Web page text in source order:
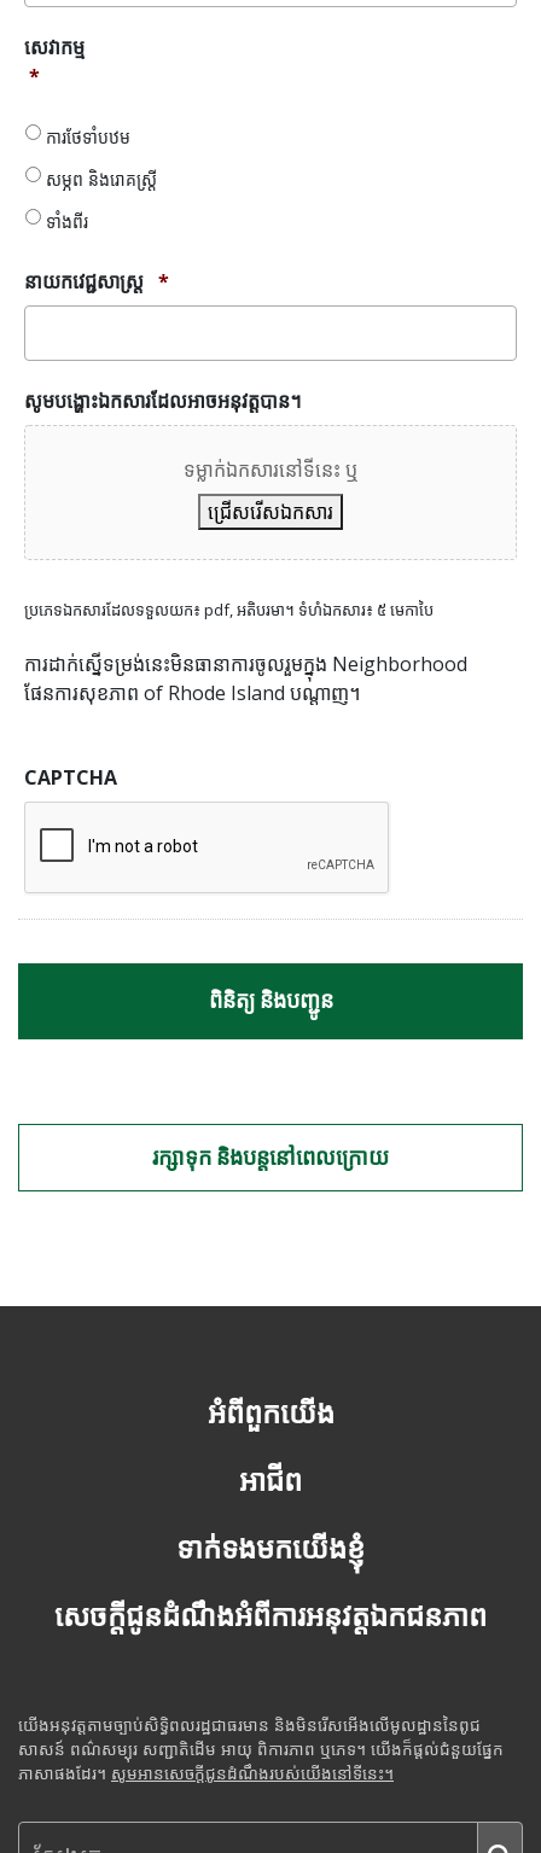
សេវា
កម្ម
សេវាកម្ម
*
ការថែទាំបឋម
សម្ភព និងរោគស្ត្រី
ទាំងពីរ
នាយកវេជ្ជសាស្ត្រ *
សូមបង្ហោះឯកសារដែលអាចអនុវត្តបាន។
ទម្លាក់ឯកសារនៅទីនេះ ឬ
ជ្រើសរើសឯកសារ
ប្រភេទឯកសារដែលទទួលយក៖ pdf, អតិបរមា។ ទំហំឯកសារ៖ ៥ មេកាបៃ
ការដាក់ស្នើទម្រង់នេះមិនធានាការចូលរួមក្នុង Neighborhood
ផែនការសុខភាព of Rhode Island បណ្តាញ។
CAPTCHA
រក្សាទុក និងបន្តនៅពេលក្រោយ
អំពីពួកយើង
អាជីព
ទាក់ទងមកយើងខ្ញុំ
សេចក្តីជូនដំណឹងអំពីការអនុវត្តឯកជនភាព
យើងអនុវត្តតាមច្បាប់សិទ្ធិពលរដ្ឋជាធរមាន និងមិនរើសអើងលើមូលដ្ឋាននៃពូជ
សាសន៍ ពណ៌សម្បុរ សញ្ជាតិដើម អាយុ ពិការភាព ឬភេទ។ យើងក៏ផ្តល់ជំនួយផ្នែក
ភាសាផងដែរ។ សូមអានសេចក្តីជូនដំណឹងរបស់យើងនៅទីនេះ។